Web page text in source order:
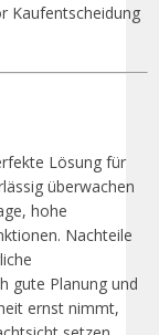
Kaufentscheidung
Lösung für
überwachen
hohe
Nachteile
gute Planung und
ernst nimmt,